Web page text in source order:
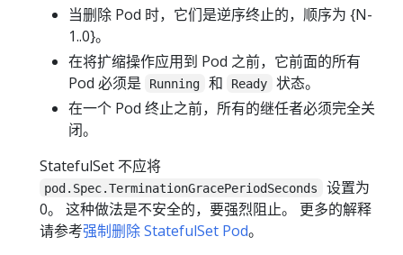
当删除 Pod 时，它们是逆序终止的，顺序为 {N-
1..0}。
在将扩缩操作应用到 Pod 之前，它前面的所有
Pod 必须是
Running 和 Ready
状态。
在一个 Pod 终止之前，所有的继任者必须完全关
闭。
StatefulSet 不应将
pod.Spec.TerminationGracePeriodSeconds
设置为
0。 这种做法是不安全的，要强烈阻止。 更多的解释
请参考强制删除 StatefulSet Pod。